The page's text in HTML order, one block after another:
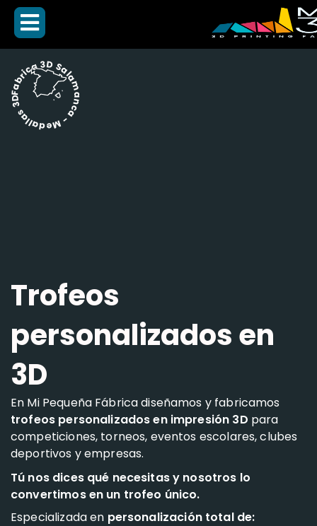
Fabrica 3D Salamanca - Medallas 3D -
Trofeos
personalizados en
3D
En Mi Pequeña Fábrica diseñamos y fabricamos
trofeos personalizados en impresión 3D para
competiciones, torneos, eventos escolares, clubes
deportivos y empresas.
Tú nos dices qué necesitas y nosotros lo
convertimos en un trofeo único.
Especializada en personalización total de: